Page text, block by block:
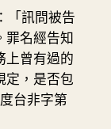
「訊問被告
罪名經告知
上曾有過的
定，是否包
台非字第